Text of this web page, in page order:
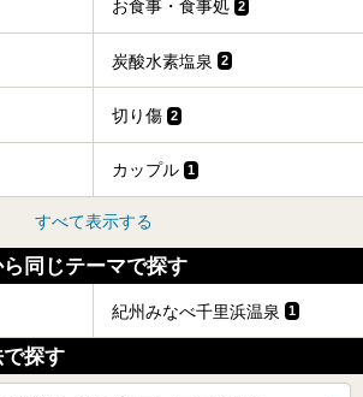
お食事・食事処 2
炭酸水素塩泉 2
切り傷 2
カップル 1
すべて表示する
同じテーマで探す
紀州みなべ千里浜温泉 1
探す